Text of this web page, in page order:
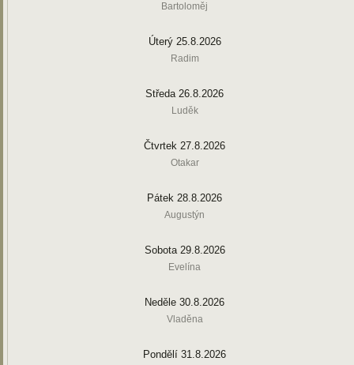
Bartoloměj
Úterý 25.8.2026
Radim
Středa 26.8.2026
Luděk
Čtvrtek 27.8.2026
Otakar
Pátek 28.8.2026
Augustýn
Sobota 29.8.2026
Evelína
Neděle 30.8.2026
Vladěna
Pondělí 31.8.2026